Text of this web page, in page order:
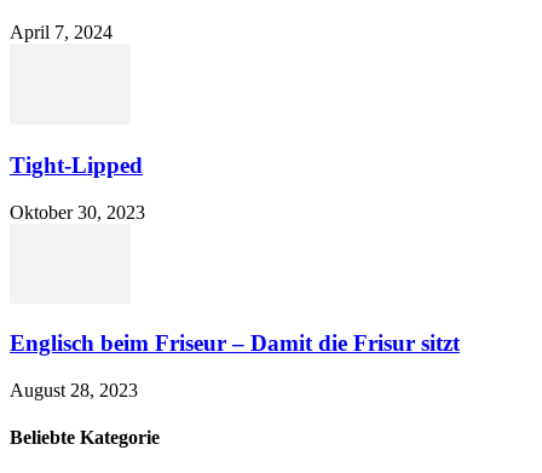
April 7, 2024
Tight-Lipped
Oktober 30, 2023
Englisch beim Friseur – Damit die Frisur sitzt
August 28, 2023
Beliebte Kategorie